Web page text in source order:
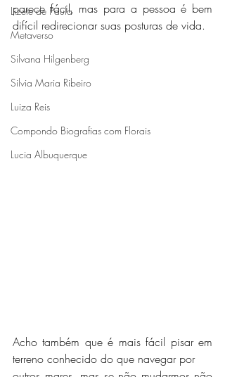
Lizete de Paula
Metaverso
Silvana Hilgenberg
Silvia Maria Ribeiro
Luiza Reis
Compondo Biografias com Florais
Lucia Albuquerque
parece fácil, mas para a pessoa é bem
difícil redirecionar suas posturas de vida.
Acho também que é mais fácil pisar em
terreno conhecido do que navegar por